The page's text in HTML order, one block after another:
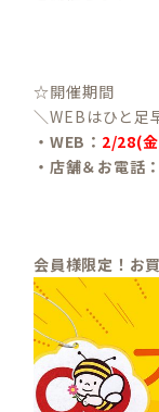
☆開催期間
＼WEBはひと足
・WEB： 2/28(
・店舗＆お電話
会員様限定！お